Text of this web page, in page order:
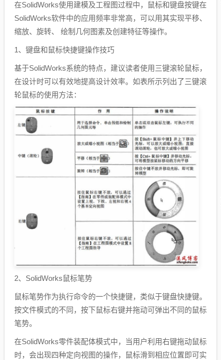
在SolidWorks使用建模及工程图过程中，鼠标和键盘按键在
SolidWorks软件中的应用频率非常高，可以用其实现平移、
缩放、旋转、 绘制几何图素及创建特征等操作。
1、键盘和鼠标快捷键操作技巧
基于SolidWorks系统的特点，建议读者使用三键滚轮鼠标，
在设计时可以有效地提高设计效率。如表所示列出了三键滚
轮鼠标的使用方法：
2、SolidWorks鼠标笔势
鼠标笔势作为执行命令的一个快捷键，类似于键盘快捷键。
按文件模式的不同，按下鼠标右键并拖动可弹出不同的鼠标
笔势。
在SolidWorks零件装配体模式中，当用户利用右键拖动鼠标
时，会出现四种定向视图的操作，鼠标滑到相应位置即可实